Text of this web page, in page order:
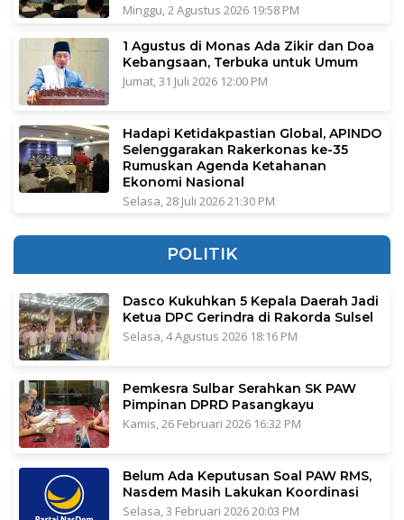
Minggu, 2 Agustus 2026 19:58 PM
1 Agustus di Monas Ada Zikir dan Doa
Kebangsaan, Terbuka untuk Umum
Jumat, 31 Juli 2026 12:00 PM
Hadapi Ketidakpastian Global, APINDO
Selenggarakan Rakerkonas ke-35
Rumuskan Agenda Ketahanan
Ekonomi Nasional
Selasa, 28 Juli 2026 21:30 PM
POLITIK
Dasco Kukuhkan 5 Kepala Daerah Jadi
Ketua DPC Gerindra di Rakorda Sulsel
Selasa, 4 Agustus 2026 18:16 PM
Pemkesra Sulbar Serahkan SK PAW
Pimpinan DPRD Pasangkayu
Kamis, 26 Februari 2026 16:32 PM
Belum Ada Keputusan Soal PAW RMS,
Nasdem Masih Lakukan Koordinasi
Selasa, 3 Februari 2026 20:03 PM